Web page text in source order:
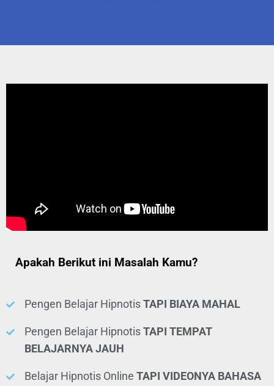
Apakah Berikut ini Masalah Kamu?
Pengen Belajar HipnotisTAPI BIAYA MAHAL
Pengen Belajar HipnotisTAPI TEMPAT
BELAJARNYA JAUH
Belajar Hipnotis Online TAPI VIDEONYA BAHASA